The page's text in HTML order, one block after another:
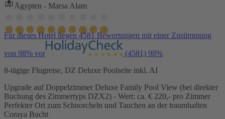
Ägypten - Marsa Alam
Für dieses Hotel liegen 4581 Bewertungen mit einer Zustimmung
von 98% vor (4581) 98%
8-tägige Flugreise, DZ Deluxe Poolseite inkl. AI
Upgrade auf Doppelzimmer Deluxe Family Pool View (bei direkter
Buchung des Zimmertyps DZX2) - Wert: ca. € 220,- pro Zimmer
Perfekter Ort zum Schnorcheln und Tauchen an der traumhaften
Coraya Bucht